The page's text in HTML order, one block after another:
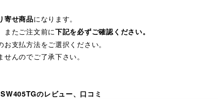
寄せ商品になります。
またご注文前に下記を必ずご確認ください。
支払方法をご選択ください。
んのでご了承下さい。
のレビュー、口コミ